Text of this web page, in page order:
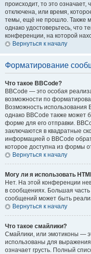
происходит, то это
отключена, или время,
темы, ещё не прошло. Также
однако удостоверьтесь, что
конференции, на которой
Вернуться к началу
Форматирование
Что такое BBCode?
BBCode — это особая
возможности по
Возможность
однако BBCode также может
форме для его отправки.
заключаются в квадратные
информацией о BBCode
которое доступна из формы
Вернуться к началу
Могу ли я использовать
Нет. На этой конференции
в сообщениях. Большая
сообщений может быть
Вернуться к началу
Что такое смайлики?
Смайлики, или эмотиконы —
использованы для выражения
означает грусть. Полный